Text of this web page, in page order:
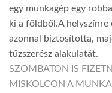
egy munkagép egy
ki a földből.A
azonnal biztosította,
tűzszerész alakulatát.
SZOMBATON IS
MISKOLCON A